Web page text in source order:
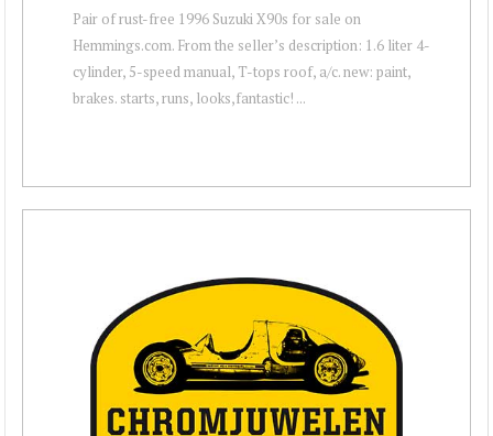
Pair of rust-free 1996 Suzuki X90s for sale on
Hemmings.com. From the seller’s description: 1.6 liter 4-
cylinder, 5-speed manual, T-tops roof, a/c. new: paint,
brakes. starts, runs, looks,fantastic! ...